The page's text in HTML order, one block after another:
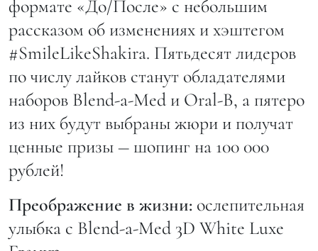
формате «До/После» с небольшим
рассказом об изменениях и хэштегом
#SmileLikeShakira. Пятьдесят лидеров
по числу лайков станут обладателями
наборов Blend-a-Med и Oral-B, а пятеро
из них будут выбраны жюри и получат
ценные призы ― шопинг на 100 000
рублей!
Преображение в жизни: ослепительная
улыбка с Blend-a-Med 3D White Luxe